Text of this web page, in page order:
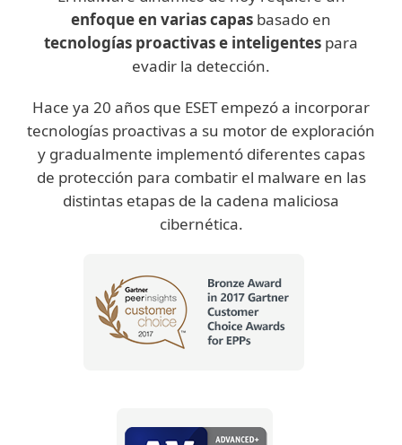
enfoque en varias capas basado en
tecnologías proactivas e inteligentes para
evadir la detección.
Hace ya 20 años que ESET empezó a incorporar
tecnologías proactivas a su motor de exploración
y gradualmente implementó diferentes capas
de protección para combatir el malware en las
distintas etapas de la cadena maliciosa
cibernética.